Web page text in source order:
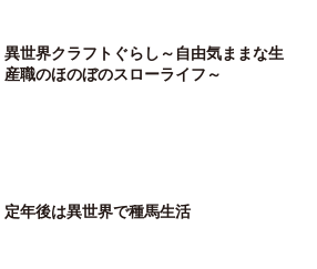
異世界クラフトぐらし～自由気ままな生
産職のほのぼのスローライフ～
定年後は異世界で種馬生活